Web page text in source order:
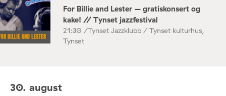
For Billie and Lester – gratiskonsert og
kake! // Tynset jazzfestival
21:30 /Tynset Jazzklubb / Tynset kulturhus,
Tynset
30. august